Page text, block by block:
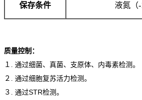
保存条件 液氮（-
质量控制：
１. 通过细菌、真菌、支原体、内毒素检测。
２. 通过细胞复苏活力检测。
３. 通过STR检测。